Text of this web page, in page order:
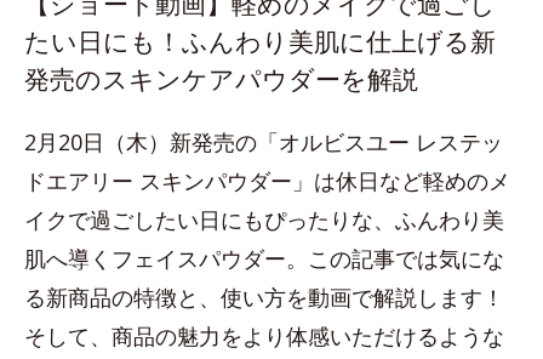
たい日にも！ふんわり美肌に仕上げる新
発売のスキンケアパウダーを解説
2月20日（木）新発売の「オルビスユー レステッ
ドエアリー スキンパウダー」は休日など軽めのメ
イクで過ごしたい日にもぴったりな、ふんわり美
肌へ導くフェイスパウダー。この記事では気にな
る新商品の特徴と、使い方を動画で解説します！
そして、商品の魅力をより体感いただけるような